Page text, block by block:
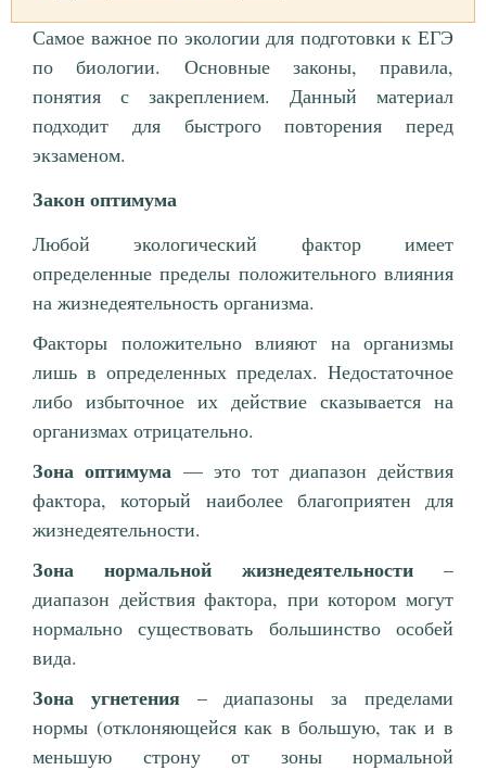
Самое важное по экологии для подготовки к ЕГЭ
по биологии. Основные законы, правила,
понятия с закреплением. Данный материал
подходит для быстрого повторения перед
экзаменом.
Закон оптимума
Любой экологический фактор имеет
определенные пределы положительного влияния
на жизнедеятельность организма.
Факторы положительно влияют на организмы
лишь в определенных пределах. Недостаточное
либо избыточное их действие сказывается на
организмах отрицательно.
Зона оптимума — это тот диапазон действия
фактора, который наиболее благоприятен для
жизнедеятельности.
Зона нормальной жизнедеятельности –
диапазон действия фактора, при котором могут
нормально существовать большинство особей
вида.
Зона угнетения– диапазоны за пределами
нормы (отклоняющейся как в большую, так и в
меньшую строну от зоны нормальной